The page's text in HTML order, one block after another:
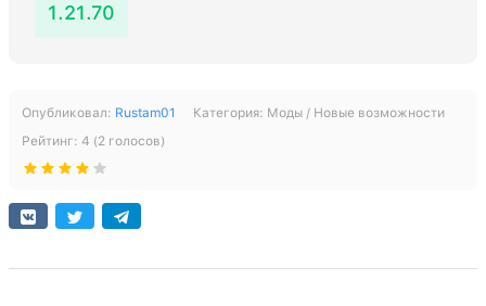
1.21.70
Опубликовал: Rustam01 Категория: Моды / Новые возможности
Рейтинг: 4 (2 голосов)